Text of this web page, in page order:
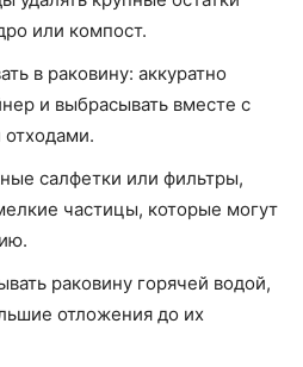
или компост.
в раковину: аккуратно
и выбрасывать вместе с
салфетки или фильтры,
частицы, которые могут
раковину горячей водой,
отложения до их